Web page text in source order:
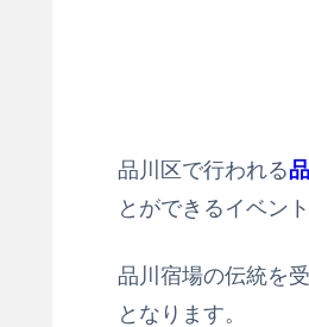
品川区で行われる
とができるイベント
品川宿場の伝統を
となります。